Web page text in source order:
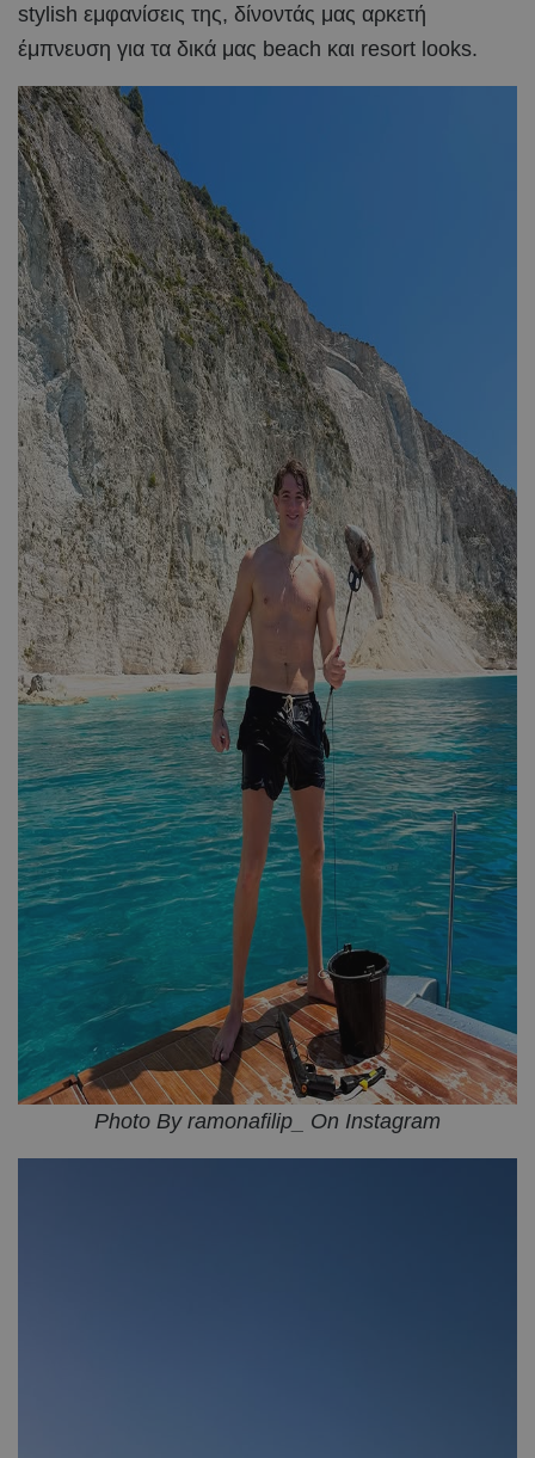
stylish εμφανίσεις της, δίνοντάς μας αρκετή
έμπνευση για τα δικά μας beach και resort looks.
Photo By ramonafilip_ On Instagram